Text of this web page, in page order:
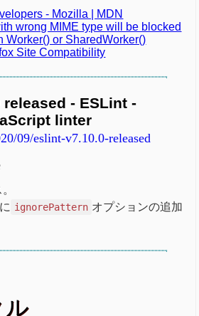
- Mozilla | MDN
wrong MIME type will be blocked
Worker() or SharedWorker()
Site Compatibility
- ESLint -
linter
09/eslint-v7.10.0-released
に ignorePattern オプションの追加
ル